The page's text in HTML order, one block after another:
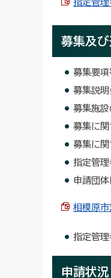
指定管
募集及び
募集要項
募集説明
募集施設
募集に関
募集に関
指定管理
申請団
相模原
指定管
申請状況